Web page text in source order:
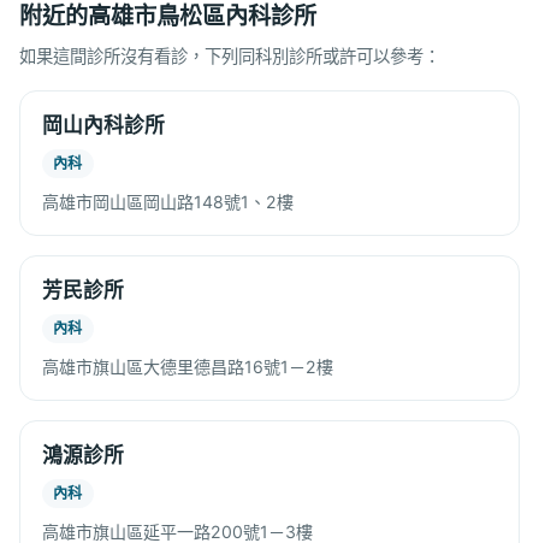
附近的高雄市鳥松區內科診所
如果這間診所沒有看診，下列同科別診所或許可以參考：
岡山內科診所
內科
高雄市岡山區岡山路148號1、2樓
芳民診所
內科
高雄市旗山區大德里德昌路16號1－2樓
鴻源診所
內科
高雄市旗山區延平一路200號1－3樓